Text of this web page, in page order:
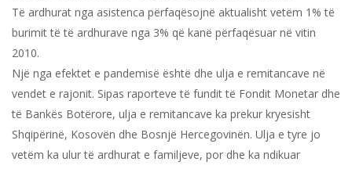
Të ardhurat nga asistenca përfaqësojnë aktualisht vetëm 1% të
burimit të të ardhurave nga 3% që kanë përfaqësuar në vitin
2010.
Një nga efektet e pandemisë është dhe ulja e remitancave në
vendet e rajonit. Sipas raporteve të fundit të Fondit Monetar dhe
të Bankës Botërore, ulja e remitancave ka prekur kryesisht
Shqipërinë, Kosovën dhe Bosnjë Hercegovinën. Ulja e tyre jo
vetëm ka ulur të ardhurat e familjeve, por dhe ka ndikuar